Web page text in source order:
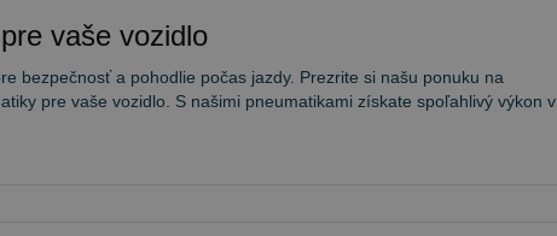
vaše vozidlo
bezpečnosť a pohodlie počas jazdy. Prezrite si našu ponuku na
pre vaše vozidlo. S našimi pneumatikami získate spoľahlivý výkon v